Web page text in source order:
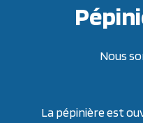
Nous
La pépinière est